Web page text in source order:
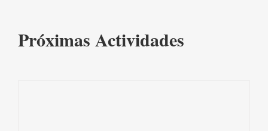
Próximas Actividades